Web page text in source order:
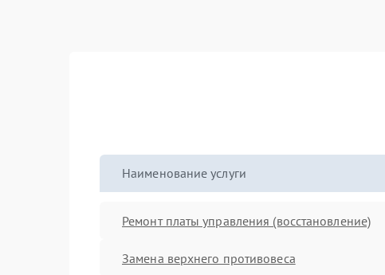
Наименование услуги
Ремонт платы управления (восстановление)
Замена верхнего противовеса